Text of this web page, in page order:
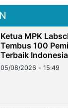
Ketua MPK
Tembus 100
Terbaik Indonesia
05/08/2026 - 15:49